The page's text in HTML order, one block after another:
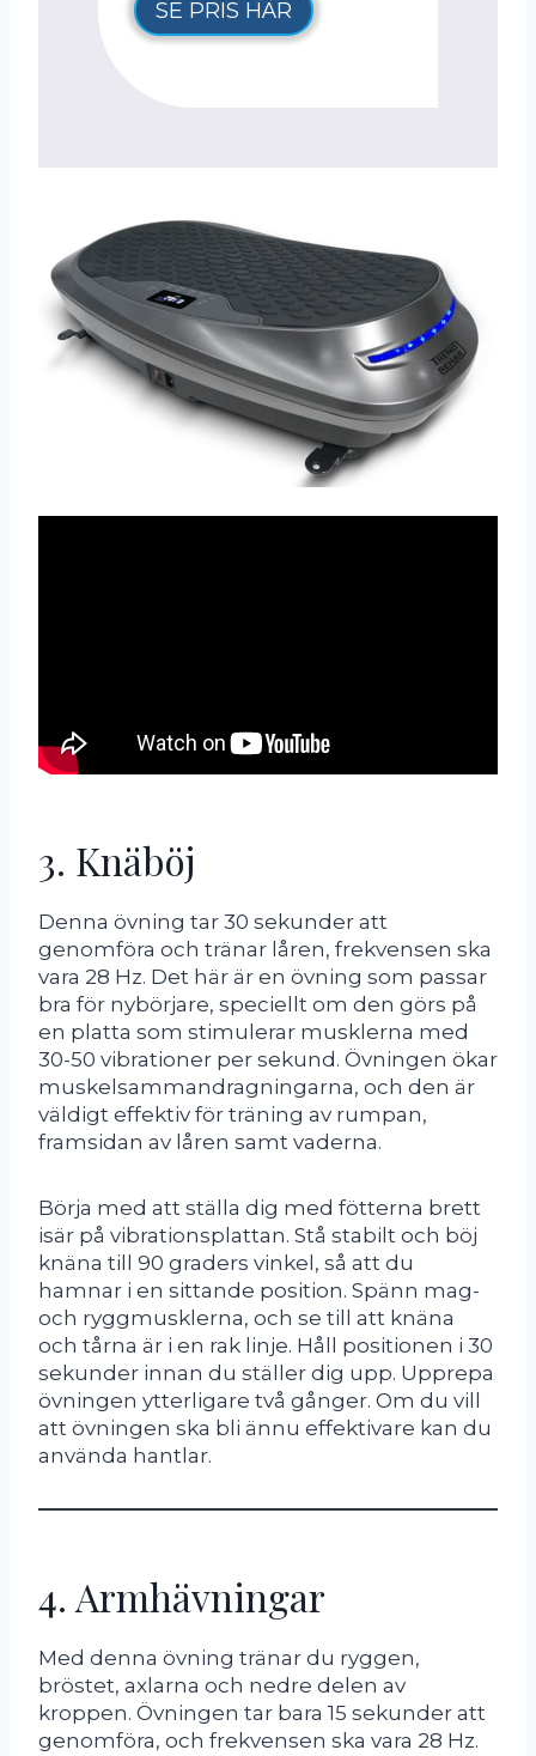
SE PRIS HÄR
3. Knäböj
Denna övning tar 30 sekunder att
genomföra och tränar låren, frekvensen ska
vara 28 Hz. Det här är en övning som passar
bra för nybörjare, speciellt om den görs på
en platta som stimulerar musklerna med
30-50 vibrationer per sekund. Övningen ökar
muskelsammandragningarna, och den är
väldigt effektiv för träning av rumpan,
framsidan av låren samt vaderna.
Börja med att ställa dig med fötterna brett
isär på vibrationsplattan. Stå stabilt och böj
knäna till 90 graders vinkel, så att du
hamnar i en sittande position. Spänn mag-
och ryggmusklerna, och se till att knäna
och tårna är i en rak linje. Håll positionen i 30
sekunder innan du ställer dig upp. Upprepa
övningen ytterligare två gånger. Om du vill
att övningen ska bli ännu effektivare kan du
använda hantlar.
4. Armhävningar
Med denna övning tränar du ryggen,
bröstet, axlarna och nedre delen av
kroppen. Övningen tar bara 15 sekunder att
genomföra, och frekvensen ska vara 28 Hz.